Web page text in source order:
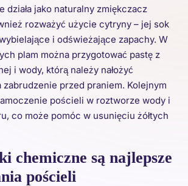
działa jako naturalny zmiękczacz
rozważyć użycie cytryny – jej sok
i odświeżające zapachy. W
plam można przygotować pastę z
i wody, którą należy nałożyć
zabrudzenie przed praniem. Kolejnym
pościeli w roztworze wody i
co może pomóc w usunięciu żółtych
chemiczne są najlepsze
pościeli